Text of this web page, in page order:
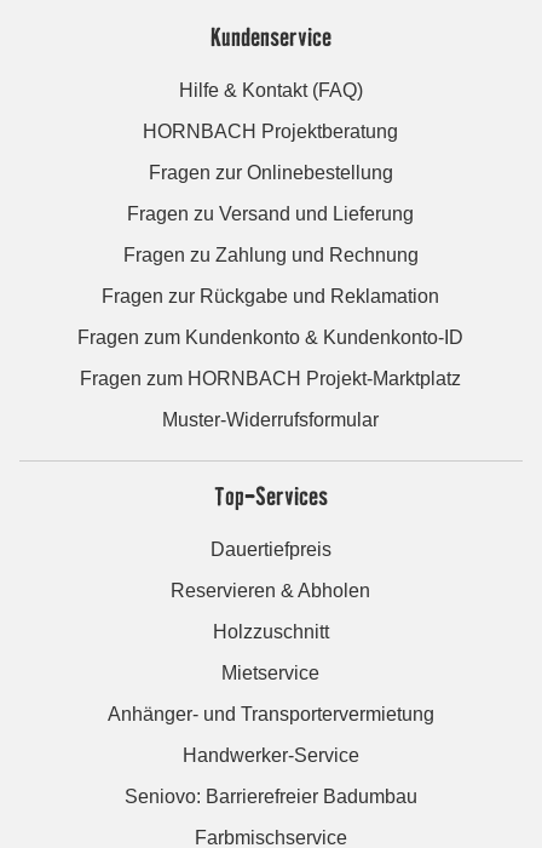
Kundenservice
Hilfe & Kontakt (FAQ)
HORNBACH Projektberatung
Fragen zur Onlinebestellung
Fragen zu Versand und Lieferung
Fragen zu Zahlung und Rechnung
Fragen zur Rückgabe und Reklamation
Fragen zum Kundenkonto & Kundenkonto-ID
Fragen zum HORNBACH Projekt-Marktplatz
Muster-Widerrufsformular
Top-Services
Dauertiefpreis
Reservieren & Abholen
Holzzuschnitt
Mietservice
Anhänger- und Transportervermietung
Handwerker-Service
Seniovo: Barrierefreier Badumbau
Farbmischservice